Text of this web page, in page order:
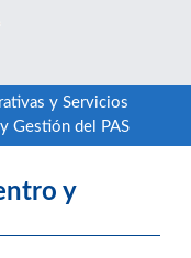
y Servicios
Gestión del PAS
y